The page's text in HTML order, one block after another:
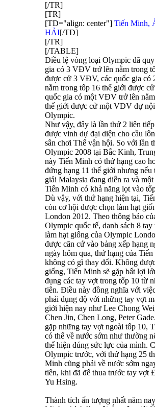
[/TR]
[TR]
[TD="align: center"] Tiến Minh,
HẢI[/TD]
[/TR]
[/TABLE]
Điều lệ vòng loại Olympic đã
gia có 3 VĐV trở lên nằm trong
được cử 3 VĐV, các quốc gia
nằm trong tốp 16 thế giới được
quốc gia có một VĐV trở lên
thế giới được cử một VĐV dự
Olympic.
Như vậy, đây là lần thứ 2 liên
được vinh dự đại diện cho cầu
sân chơi Thế vận hội. So với lần
Olympic 2008 tại Bắc Kinh,
này Tiến Minh có thứ hạng cao
đứng hạng 11 thế giới nhưng nếu
giải Malaysia đang diễn ra và
Tiến Minh có khả năng lọt vào
Dù vậy, với thứ hạng hiện tại,
còn cơ hội được chọn làm hạt
London 2012. Theo thông báo
Olympic quốc tế, danh sách 8
làm hạt giống của Olympic
được căn cứ vào bảng xếp hạng
ngày hôm qua, thứ hạng của
không có gì thay đổi. Không
giống, Tiến Minh sẽ gặp bất lợi
đụng các tay vợt trong tốp 10 từ
tiên. Điều này đồng nghĩa với
phải đụng độ với những tay vợt
giới hiện nay như Lee Chong
Chen Jin, Chen Long, Peter
gặp những tay vợt ngoài tốp 10,
có thể về nước sớm như thường
thể hiện đúng sức lực của mình.
Olympic trước, với thứ hạng 25
Minh cũng phải về nước sớm
tiên, khi đã để thua trước tay vợt
Yu Hsing.
Thành tích ấn tượng nhất năm